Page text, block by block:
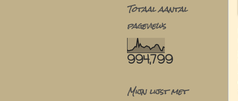
Totaal aantal
pageviews
994,799
Mijn lijst met